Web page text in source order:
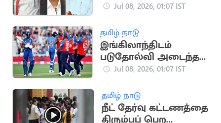
முதலமைச்சர்
Jul 08, 2026, 01:07 IST
தமிழ் நாடு
இங்கிலாந்திடம்
படுதோல்வி அடைந்த
இந்திய அணி
Jul 08, 2026, 01:07 IST
தமிழ் நாடு
நீட் தேர்வு கட்டணத்தை